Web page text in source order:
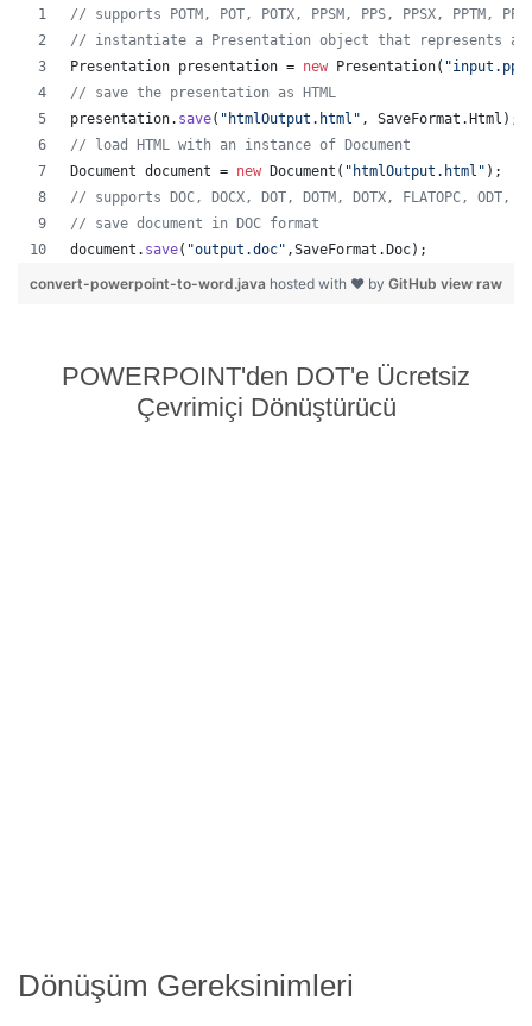
// supports POTM, POT, POTX, PPSM, PPS, PPSX, PPTM,
// instantiate a Presentation object that represents a
Presentation presentation = new Presentation(
// save the presentation as HTML
presentation. save( "htmlOutput.html" , SaveFormat . Html );
// load HTML with an instance of Document
Document document = new Document ( "htmlOutput.html" );
// supports DOC, DOCX, DOT, DOTM, DOTX, FLATOPC,
// save document in DOC format
document . save( "output.doc" ,SaveFormat . Doc);
view raw
convert-powerpoint-to-word.java hosted with ❤ by GitHub
POWERPOINT'den DOT'e Ücretsiz
Çevrimiçi Dönüştürücü
Dönüşüm Gereksinimleri